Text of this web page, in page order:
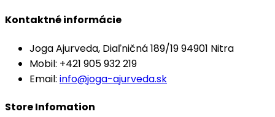
Kontaktné informácie
Joga Ajurveda, Diaľničná 189/19 94901 Nitra
Mobil: +421 905 932 219
Email: info@joga-ajurveda.sk
Store Infomation